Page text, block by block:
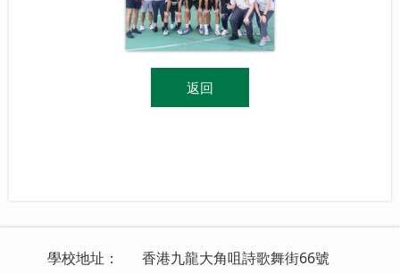
返回
學校地址：
香港九龍大角咀詩歌舞街66號